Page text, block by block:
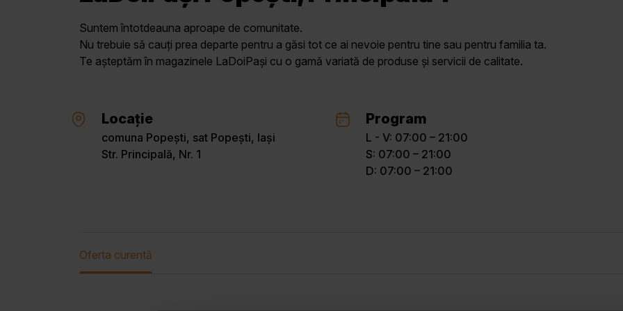
Suntem întotdeauna aproape de comunitate.
Nu trebuie să cauți prea departe pentru a găsi tot ce ai nevoie pentru tine sau pentru familia ta.
Te așteptăm în magazinele LaDoiPași cu o gamă variată de produse și servicii de calitate.
Locație
comuna Popești, sat Popești, Iași
Str. Principală, Nr. 1
Program
L - V: 07:00 – 21:00
S: 07:00 – 21:00
D: 07:00 – 21:00
Oferta curentă